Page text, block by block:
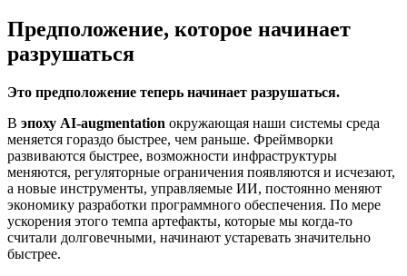
Предположение, которое начинает
разрушаться
Это предположение теперь начинает разрушаться.
В эпоху AI-augmentation окружающая наши системы среда
меняется гораздо быстрее, чем раньше. Фреймворки
развиваются быстрее, возможности инфраструктуры
меняются, регуляторные ограничения появляются и исчезают,
а новые инструменты, управляемые ИИ, постоянно меняют
экономику разработки программного обеспечения. По мере
ускорения этого темпа артефакты, которые мы когда-то
считали долговечными, начинают устаревать значительно
быстрее.